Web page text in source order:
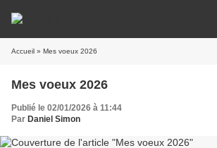
Accueil » Mes voeux 2026
Mes voeux 2026
Publié le 02/01/2026 à 11:44
Par Daniel Simon